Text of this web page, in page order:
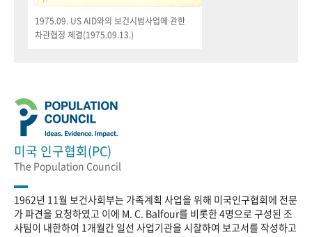
1975.09. US AID와의 보건시범사업에 관한
차관협정 체결(1975.09.13.)
미국 인구협회(PC)
The Population Council
1962년 11월 보건사회부는 가족계획 사업을 위해 미국인구협회에 전문
가 파견을 요청하였고 이에 M. C. Balfour를 비롯한 4명으로 구성된 조
사팀이 내한하여 1개월간 일선 사업기관을 시찰하여 보고서를 작성하고